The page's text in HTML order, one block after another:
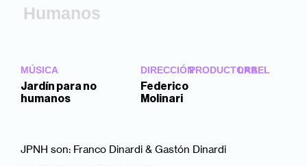
Humanos
MÚSICA
Jardín para no
humanos
DIRECCIÓN
Federico
Molinari
PRODUCTORA
LABEL
JPNH son: Franco Dinardi & Gastón Dinardi